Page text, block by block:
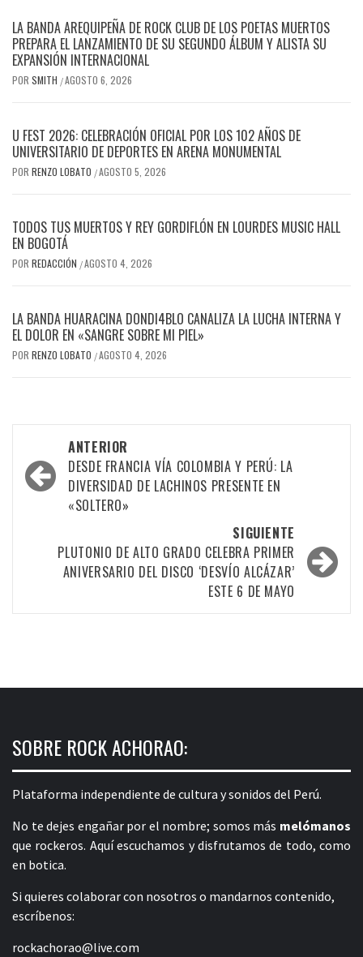
LA BANDA AREQUIPEÑA DE ROCK CLUB DE LOS POETAS MUERTOS
PREPARA EL LANZAMIENTO DE SU SEGUNDO ÁLBUM Y ALISTA SU
EXPANSIÓN INTERNACIONAL
POR SMITH /AGOSTO 6, 2026
U FEST 2026: CELEBRACIÓN OFICIAL POR LOS 102 AÑOS DE
UNIVERSITARIO DE DEPORTES EN ARENA MONUMENTAL
POR RENZO LOBATO /AGOSTO 5, 2026
TODOS TUS MUERTOS Y REY GORDIFLÓN EN LOURDES MUSIC HALL
EN BOGOTÁ
POR REDACCIÓN /AGOSTO 4, 2026
LA BANDA HUARACINA DONDI4BLO CANALIZA LA LUCHA INTERNA Y
EL DOLOR EN «SANGRE SOBRE MI PIEL»
POR RENZO LOBATO /AGOSTO 4, 2026
Navegación
por
las
ANTERIOR
DESDE FRANCIA VÍA COLOMBIA Y PERÚ: LA
DIVERSIDAD DE LACHINOS PRESENTE EN
«SOLTERO»
SIGUIENTE
PLUTONIO DE ALTO GRADO CELEBRA PRIMER
ANIVERSARIO DEL DISCO ‘DESVÍO ALCÁZAR’
ESTE 6 DE MAYO
SOBRE ROCK ACHORAO:
Plataforma independiente de cultura y sonidos del Perú.
No te dejes engañar por el nombre; somos más melómanos
que rockeros. Aquí escuchamos y disfrutamos de todo, como
en botica.
Si quieres colaborar con nosotros o mandarnos contenido,
escríbenos:
rockachorao@live.com